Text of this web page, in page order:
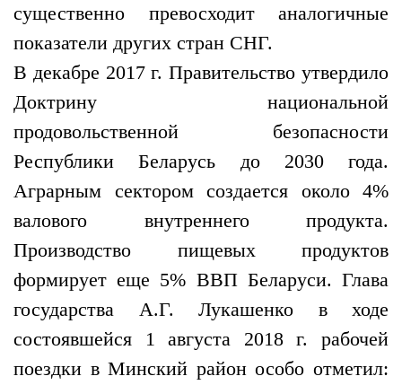
существенно превосходит аналогичные
показатели других стран СНГ.
В декабре 2017 г. Правительство утвердило
Доктрину национальной
продовольственной безопасности
Республики Беларусь до 2030 года.
Аграрным сектором создается около 4%
валового внутреннего продукта.
Производство пищевых продуктов
формирует еще 5% ВВП Беларуси. Глава
государства А.Г. Лукашенко в ходе
состоявшейся 1 августа 2018 г. рабочей
поездки в Минский район особо отметил: